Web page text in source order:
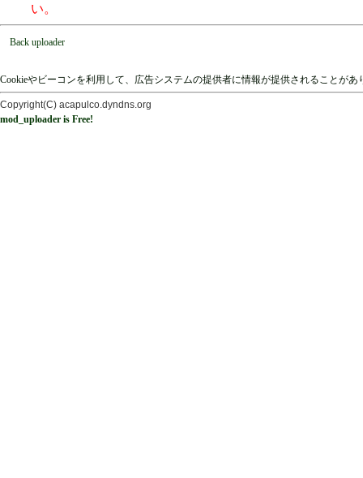
い。
Back uploader
Cookieやビーコンを利用して、広告システムの提供者に情報が提供されることが
Copyright(C) acapulco.dyndns.org
mod_uploader is Free!